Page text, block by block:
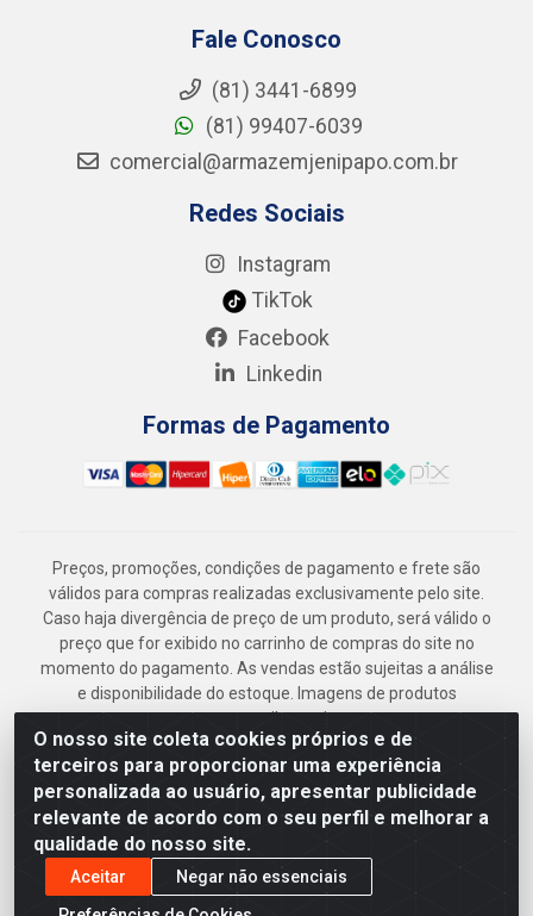
O nosso site coleta cookies próprios e de
terceiros para proporcionar uma experiência
personalizada ao usuário, apresentar publicidade
relevante de acordo com o seu perfil e melhorar a
qualidade do nosso site.
Aceitar
Negar não essenciais
Fale Conosco
(81) 3441-6899
(81) 99407-6039
comercial@armazemjenipapo.com.br
Redes Sociais
Instagram
TikTok
Facebook
Linkedin
Formas de Pagamento
Preços, promoções, condições de pagamento e frete são
válidos para compras realizadas exclusivamente pelo site.
Caso haja divergência de preço de um produto, será válido o
preço que for exibido no carrinho de compras do site no
momento do pagamento. As vendas estão sujeitas a análise
e disponibilidade do estoque. Imagens de produtos
meramente ilustrativas.
Armazém Jenipapo Materiais de Construção em Geral
LTDA - Rua das Flores, 2691 - Guabiraba, Recife/PE - CEP
52.291-630 - CNPJ 41.097.379/0001-